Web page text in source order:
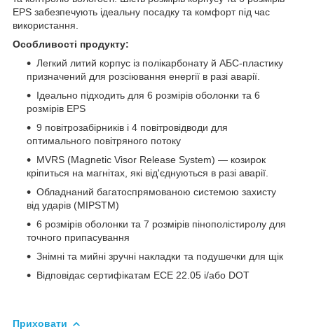
EPS забезпечують ідеальну посадку та комфорт під час
використання.
Особливості продукту:
Легкий литий корпус із полікарбонату й АБС-пластику
призначений для розсіювання енергії в разі аварії.
Ідеально підходить для 6 розмірів оболонки та 6
розмірів EPS
9 повітрозабірників і 4 повітровідводи для
оптимального повітряного потоку
MVRS (Magnetic Visor Release System) — козирок
кріпиться на магнітах, які від'єднуються в разі аварії.
Обладнаний багатоспрямованою системою захисту
від ударів (MIPSTM)
6 розмірів оболонки та 7 розмірів пінополістиролу для
точного припасування
Знімні та мийні зручні накладки та подушечки для щік
Відповідає сертифікатам ECE 22.05 і/або DOT
Приховати